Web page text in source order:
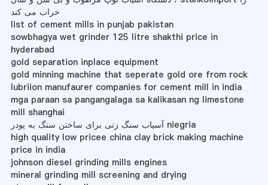
خراب می کند
list of cement mills in punjab pakistan
sowbhagya wet grinder 125 litre shakthi price in
hyderabad
gold separation inplace equipment
gold minning machine that seperate gold ore from rock
lubriion manufaurer companies for cement mill in india
mga paraan sa pangangalaga sa kalikasan ng limestone
mill shanghai
آسیاب سنگ زنی برای ساختن سنگ به پودر niegria
high quality low pricee china clay brick making machine
price in india
johnson diesel grinding mills engines
mineral grinding mill screening and drying